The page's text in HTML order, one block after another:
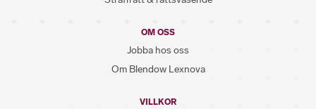
OM OSS
Jobba hos oss
Om Blendow Lexnova
VILLKOR